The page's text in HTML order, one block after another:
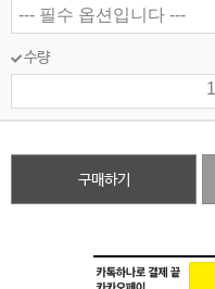
수량
구매하기